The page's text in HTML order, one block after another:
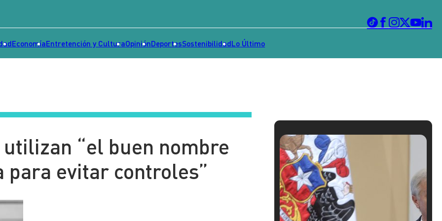
EconomíaEntretención y CulturaOpiniónDeportesSostenibilidadLo Último
“el buen nombre
para evitar controles”